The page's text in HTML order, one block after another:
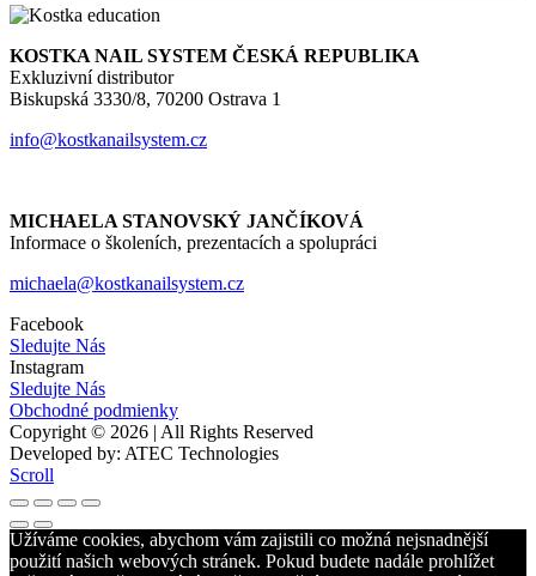
KOSTKA NAIL SYSTEM ČESKÁ REPUBLIKA
Exkluzivní distributor
Biskupská 3330/8, 70200 Ostrava 1
info@kostkanailsystem.cz
MICHAELA STANOVSKÝ JANČÍKOVÁ
Informace o školeních, prezentacích a spolupráci
michaela@kostkanailsystem.cz
Facebook
Sledujte Nás
Instagram
Sledujte Nás
Obchodné podmienky
Copyright © 2026 | All Rights Reserved
Developed by: ATEC Technologies
Scroll
Užíváme cookies, abychom vám zajistili co možná nejsnadnější
použití našich webových stránek. Pokud budete nadále prohlížet